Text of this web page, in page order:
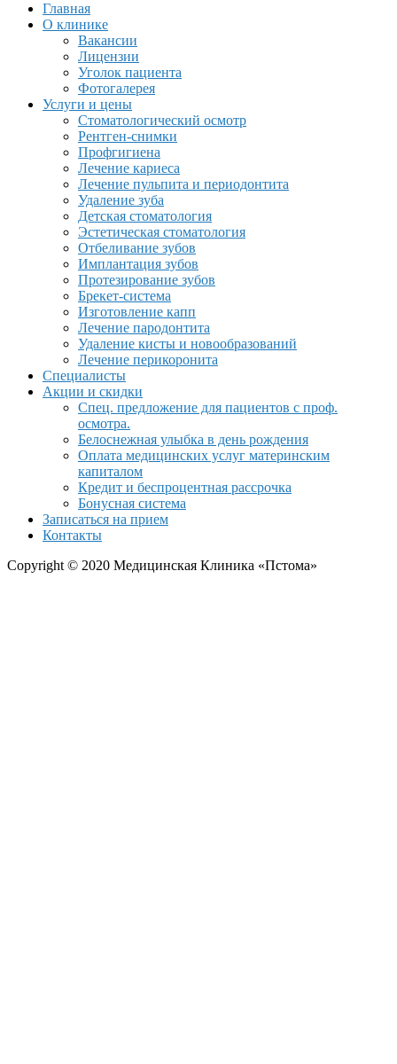
Главная
О клинике
Вакансии
Лицензии
Уголок пациента
Фотогалерея
Услуги и цены
Стоматологический осмотр
Рентген-снимки
Профгигиена
Лечение кариеса
Лечение пульпита и периодонтита
Удаление зуба
Детская стоматология
Эстетическая стоматология
Отбеливание зубов
Имплантация зубов
Протезирование зубов
Брекет-система
Изготовление капп
Лечение пародонтита
Удаление кисты и новообразований
Лечение перикоронита
Специалисты
Акции и скидки
Спец. предложение для пациентов с проф.
осмотра.
Белоснежная улыбка в день рождения
Оплата медицинских услуг материнским
капиталом
Кредит и беспроцентная рассрочка
Бонусная система
Записаться на прием
Контакты
Copyright © 2020 Медицинская Клиника «Пстома»